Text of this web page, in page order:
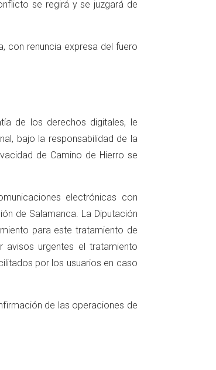
se regirá y se juzgará de
con renuncia expresa del fuero
de los derechos digitales, le
bajo la responsabilidad de la
de Camino de Hierro se
electrónicas con
de Salamanca. La Diputación
para este tratamiento de
urgentes el tratamiento
por los usuarios en caso
de las operaciones de